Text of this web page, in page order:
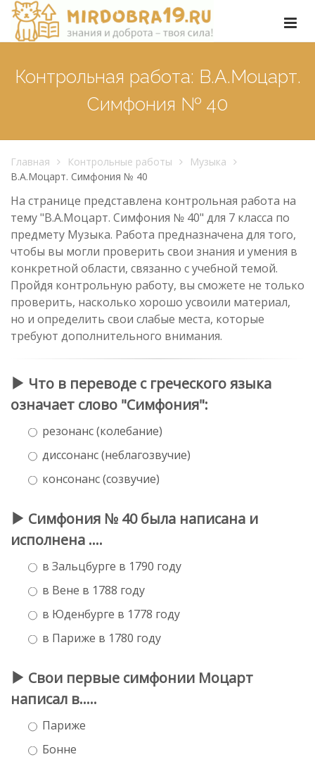
Контрольная работа: В.А.Моцарт.
Симфония № 40
Главная Контрольные работы
Музыка
В.А.Моцарт. Симфония № 40
На странице представлена контрольная работа на
тему "В.А.Моцарт. Симфония № 40" для 7 класса по
предмету Музыка. Работа предназначена для того,
чтобы вы могли проверить свои знания и умения в
конкретной области, связанно с учебной темой.
Пройдя контрольную работу, вы сможете не только
проверить, насколько хорошо усвоили материал,
но и определить свои слабые места, которые
требуют дополнительного внимания.
Что в переводе с греческого языка
означает слово "Симфония":
резонанс (колебание)
диссонанс (неблагозвучие)
консонанс (созвучие)
Симфония № 40 была написана и
исполнена ....
в Зальцбурге в 1790 году
в Вене в 1788 году
в Юденбурге в 1778 году
в Париже в 1780 году
Свои первые симфонии Моцарт
написал в.....
Париже
Бонне